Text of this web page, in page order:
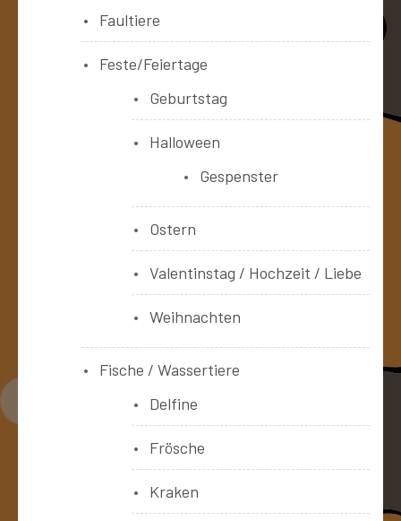
Faultiere
Feste/Feiertage
Geburtstag
Halloween
Gespenster
Ostern
Valentinstag / Hochzeit / Liebe
Weihnachten
Fische / Wassertiere
Delfine
Frösche
Kraken